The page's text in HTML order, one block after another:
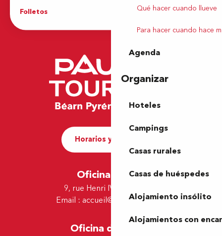
Qué hacer cuando llueve
Para hacer cuando hace
Agenda
Organizar
Hoteles
Campings
Casas rurales
Casas de huéspedes
Alojamiento insólito
Alojamientos con
Folletos
Oficina de Turismo
Horarios y contacto
Oficina de Pau
9, rue Henri IV - 64000 Pau
Email : accueil@tourismepau.fr
Oficina de Lescar